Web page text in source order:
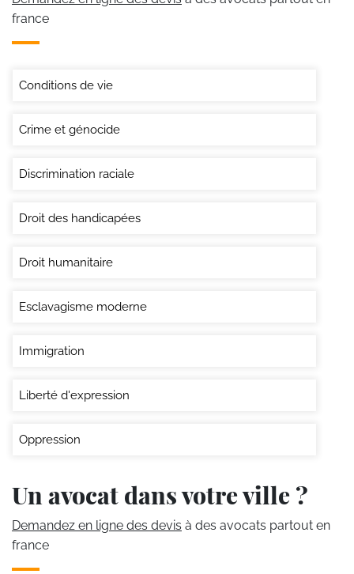
france
Conditions de vie
Crime et génocide
Discrimination raciale
Droit des handicapées
Droit humanitaire
Esclavagisme moderne
Immigration
Liberté d'expression
Oppression
Un avocat dans votre ville ?
Demandez en ligne des devis à des avocats partout en
france